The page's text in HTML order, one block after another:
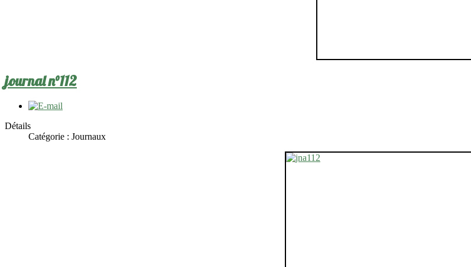
journal n°112
Détails
Catégorie : Journaux